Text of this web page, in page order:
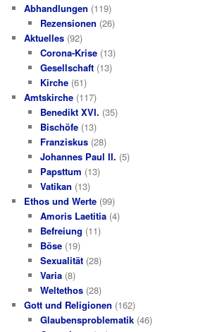
Abhandlungen (119)
Rezensionen (26)
Aktuelles (92)
Corona-Krise(13)
Gesellschaft(13)
Kirche(61)
Amtskirche (117)
Benedikt XVI. (35)
Bischöfe(13)
Franziskus(28)
Johannes Paul II. (5)
Papsttum (13)
Vatikan (13)
Ethos und Werte (99)
Amoris Laetitia(4)
Befreiung (11)
Böse(19)
Sexualität(28)
Varia(8)
Weltethos(28)
Gott und Religionen (162)
Glaubensproblematik(46)